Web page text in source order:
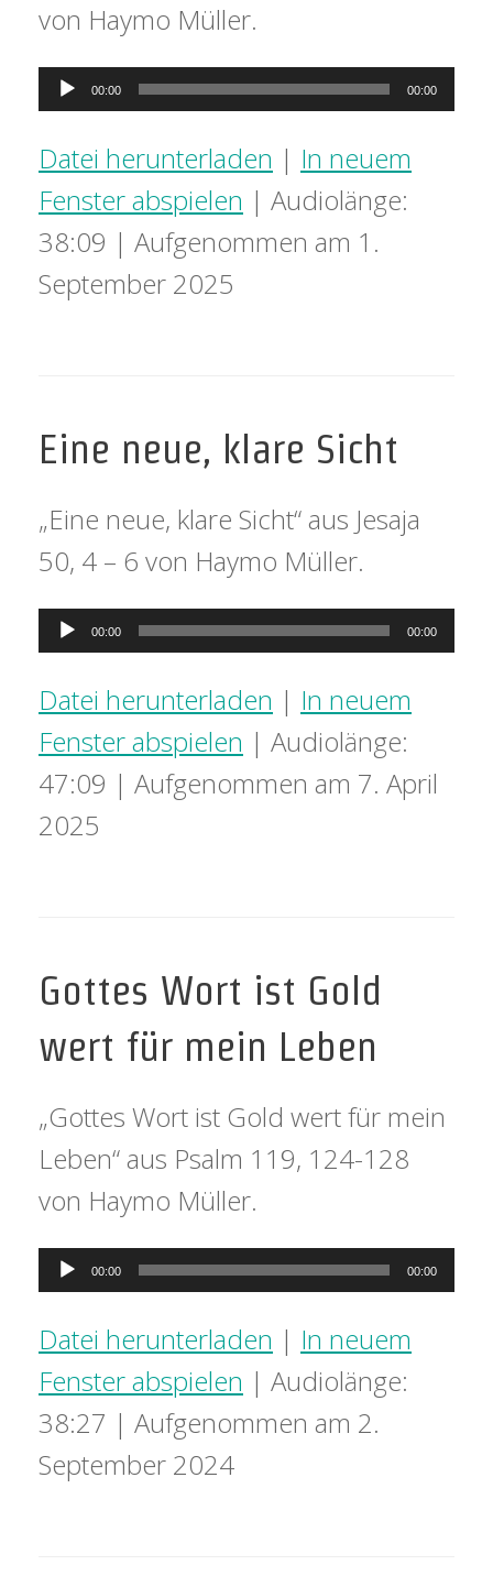
von Haymo Müller.
Audio-
00:00 00:00
Datei herunterladen | In neuem
Fenster abspielen | Audiolänge:
38:09 | Aufgenommen am 1.
September 2025
Eine neue, klare Sicht
„Eine neue, klare Sicht“ aus Jesaja
50, 4 – 6 von Haymo Müller.
Audio-
00:00 00:00
Datei herunterladen | In neuem
Fenster abspielen | Audiolänge:
47:09 | Aufgenommen am 7. April
2025
Gottes Wort ist Gold
wert für mein Leben
„Gottes Wort ist Gold wert für mein
Leben“ aus Psalm 119, 124-128
von Haymo Müller.
Audio-
00:00 00:00
Datei herunterladen | In neuem
Fenster abspielen | Audiolänge:
38:27 | Aufgenommen am 2.
September 2024